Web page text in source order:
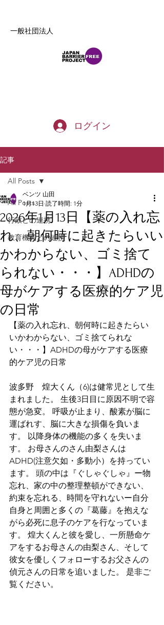
一般社団法人
ログイン
記事
All Posts
行政との連携
教育機関との連携
All Posts
2026年1月13日【薬の入れ忘
れ、朝何時に起きたらいい
かわからない、ゴミ捨て
られない・・・】ADHDの
母がケアする医療的ケア児
の日常
ベンツ 山田
1月13日 読了時間: 1分
【薬の入れ忘れ、朝何時に起きたらい
いかわからない、ゴミ捨てられな
い・・・】ADHDの母がケアする医療
的ケア児の日常
波多野　煌大くん（6)は健常児として生
まれました。 生後3日目に原因不明で容
態が急変。 呼吸が止まり、酸素が脳に
運ばれす、脳に大きな損傷を負いま
す。 以降身体の機能の多くを失いま
す。 お母さんのさん由梨さんは
ADHD(注意欠如・多動小）を持ってい
ます。 頭の中は『ぐしゃぐしゃ』ー物
忘れ、家の中の整理整頓ができない、
約束を忘れる、時間を守れないー自分
自身と周囲と多くの『葛藤』を抱えな
がら必死に息子のケアを行なっていま
す。 煌大くんと彼を愛し、一所懸命ケ
アをするお母さんの由梨さん、そして
彼女を優しくフォローするお父さんの
偵元さんの日常を追いました。 是非ご
覧ください。